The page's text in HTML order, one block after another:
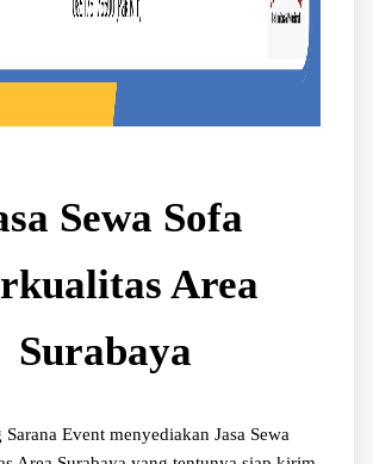
Sewa Sofa
Area
Surabaya
Event menyediakan Jasa Sewa